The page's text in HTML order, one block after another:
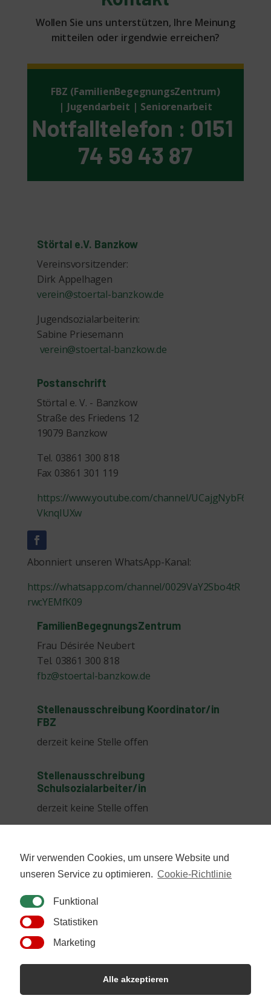
Wir verwenden Cookies, um unsere Website und
unseren Service zu optimieren. Cookie-Richtlinie
Funktional
Statistiken
Marketing
Alle akzeptieren
Wollen Sie uns unterstützen, Ihre Meinung
mitteilen oder irgendwie erreichen?
FBZ (FamilienBegegnungsZentrum)
| Jugendarbeit | Seniorenarbeit
Notfalltelefon : 0151
74 59 43 87
Störtal e.V. Banzkow
Vereinsvorsitzender:
Dirk Appelhagen
verein@stoertal-banzkow.de
Jugendsozialarbeiterin:
Sabine Priesemann
verein@stoertal-banzkow.de
Postanschrift
Störtal e. V. - Banzkow
Straße des Friedens 12
19079 Banzkow
Tel. 03861 300 818
Fax 03861 301 119
https://www.youtube.com/channel/
VknqIUXw
Abonniert unseren WhatsApp-Kanal:
https://whatsapp.com/channel/0029VaY2Sbo4tR
rwcYEMfK09
FamilienBegegnungsZentrum
Frau Désirée Neubert
Tel. 03861 300 818
fbz@stoertal-banzkow.de
Stellenausschreibung Koordinator/in
FBZ
derzeit keine Stelle offen
Stellenausschreibung
Schulsozialarbeiter/in
derzeit keine Stelle offen
Waltraud Salewski
Tel. 03861 75 16
Erika Kerwat-Pernitz
Tel. 03861 30 00 49
verein@stoertal-banzkow.de